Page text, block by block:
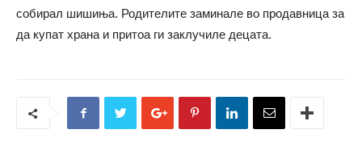
собирал шишиња. Родителите заминале во продавница за
да купат храна и притоа ги заклучиле децата.